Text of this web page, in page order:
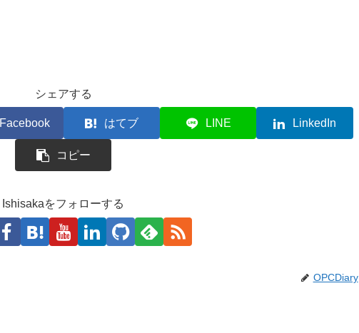
シェアする
Facebook はてブ LINE LinkedIn
コピー
Ishisakaをフォローする
OPCDiary